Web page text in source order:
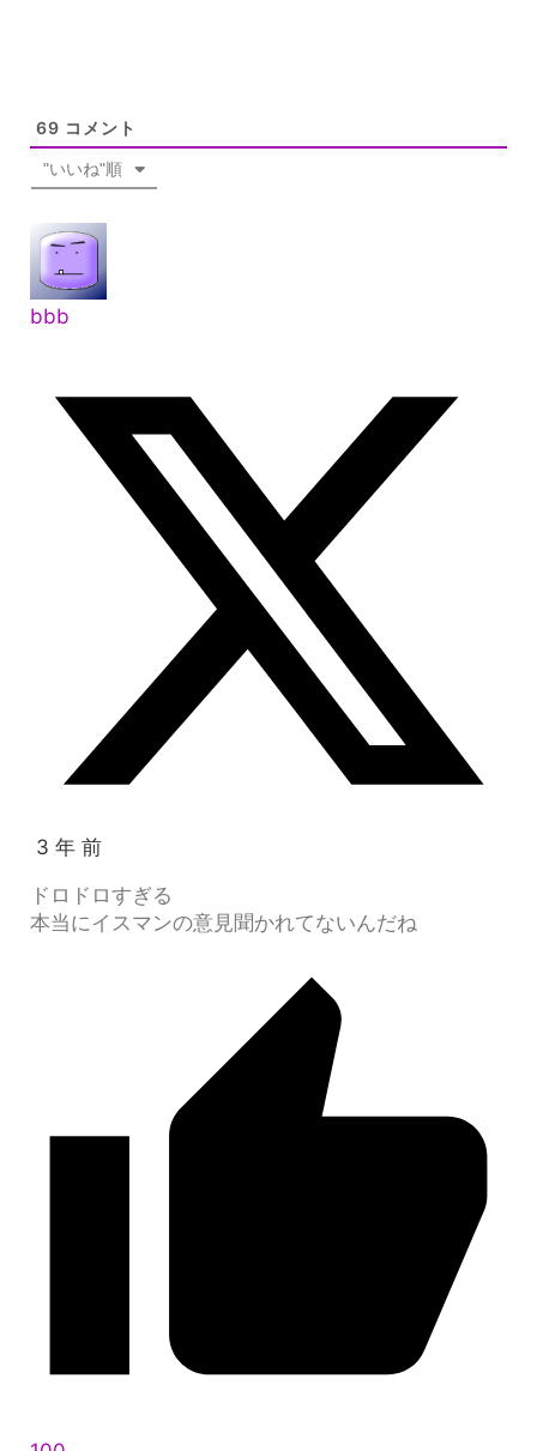
69 コメント
"いいね"順
bbb
3 年 前
ドロドロすぎる
本当にイスマンの意見聞かれてないんだね